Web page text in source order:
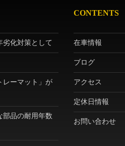
劣化対策として
レーマット」が
部品の耐用年数
CONTENTS
在車情報
ブログ
アクセス
定休日情報
お問い合わせ